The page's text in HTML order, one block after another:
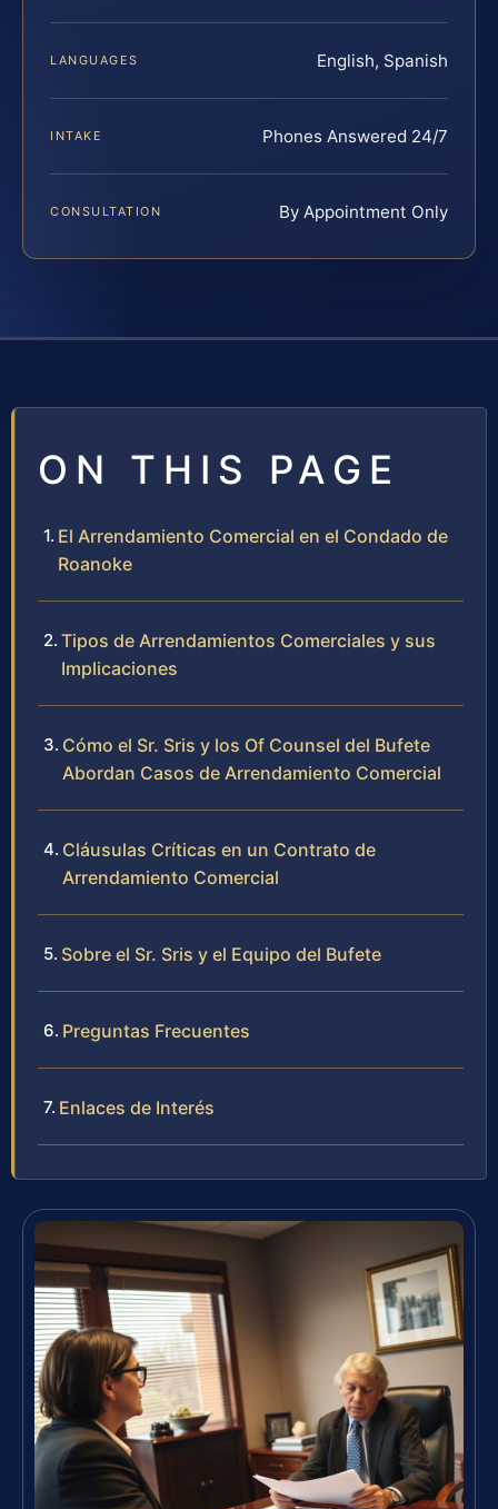
LANGUAGES English, Spanish
INTAKE Phones Answered 24/7
CONSULTATION By Appointment Only
ON THIS PAGE
El Arrendamiento Comercial en el Condado de
Roanoke
Tipos de Arrendamientos Comerciales y sus
Implicaciones
Cómo el Sr. Sris y los Of Counsel del Bufete
Abordan Casos de Arrendamiento Comercial
Cláusulas Críticas en un Contrato de
Arrendamiento Comercial
Sobre el Sr. Sris y el Equipo del Bufete
Preguntas Frecuentes
Enlaces de Interés